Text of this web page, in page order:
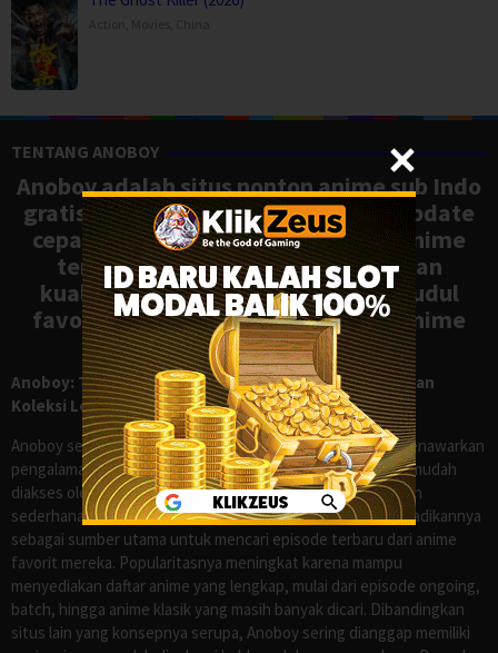
TENTANG ANOBOY
Anoboy adalah situs nonton anime sub Indo
gratis dengan koleksi lengkap dan update
cepat, mirip Samehadaku. Tonton anime
terbaru, ongoing, dan batch dengan
kualitas HD tanpa ribet. Temukan judul
favoritmu dan nikmati streaming anime
terbaik kapan saja.
Anoboy: Tempat Nonton Anime Sub Indo Gratis dengan
Koleksi Lengkap seperti Samehadaku
Anoboy sejak lama dikenal sebagai salah satu situs yang menawarkan
pengalaman menonton anime sub Indo secara praktis dan mudah
diakses oleh para penggemar di Indonesia. Dengan tampilan
sederhana dan update yang konsisten, banyak orang menjadikannya
sebagai sumber utama untuk mencari episode terbaru dari anime
favorit mereka. Popularitasnya meningkat karena mampu
menyediakan daftar anime yang lengkap, mulai dari episode ongoing,
batch, hingga anime klasik yang masih banyak dicari. Dibandingkan
situs lain yang konsepnya serupa, Anoboy sering dianggap memiliki